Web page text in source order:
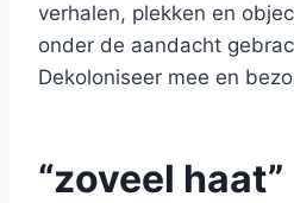
verhalen, plekken en
onder de aandacht
Dekoloniseer mee en
“zoveel haat”